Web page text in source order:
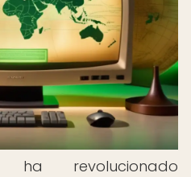
revolucionado